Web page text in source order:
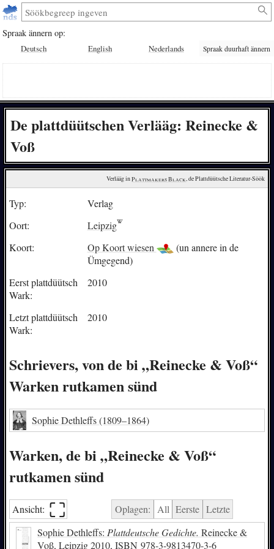
Spraak ännern op:
Deutsch English Nederlands Spraak duurhaft ännern
De plattdüütschen Verlääg: Reinecke &
Voß
Verlääg in Plattmakers Black, de Plattdüütsche Literatur-Söök
Typ:
Verlag
Oort:
Leipzig
Koort:
Op Koort wiesen
(un annere in de
Ümgegend)
Eerst plattdüütsch
Wark:
2010
Letzt plattdüütsch
Wark:
2010
Schrievers, von de bi „Reinecke & Voß“
Warken rutkamen sünd
Sophie Dethleffs(1809–1864)
Warken, de bi „Reinecke & Voß“
rutkamen sünd
Ansicht: ⛶︎ Oplagen: All Eerste Letzte
Sophie Dethleffs: Plattdeutsche Gedichte. Reinecke &
Voß, Leipzig 2010,ISBN978-3-9813470-3-6